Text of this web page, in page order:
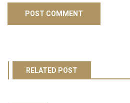
RELATED POST